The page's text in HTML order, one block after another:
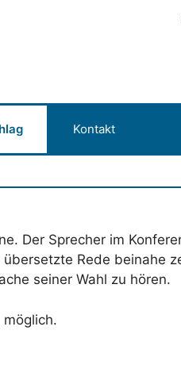
Kontakt
Der Sprecher im
Rede beinahe
seiner Wahl zu hören.